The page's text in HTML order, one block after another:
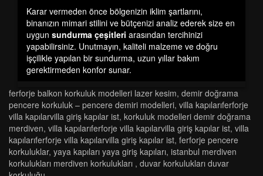
Karar vermeden önce bölgenizin iklim şartlarını,
binanızın mimari stilini ve bütçenizi analiz ederek size en
uygun sundurma çeşitleri arasından tercihinizi
yapabilirsiniz. Unutmayın, kaliteli malzeme ve doğru
işçilikle yapılan bir sundurma, uzun yıllar bakım
gerektirmeden konfor sunar.
ferforje balkon korkuluk modelleri lazer kesim, demi̇r doğrama
pencere korkuluk – pencere demi̇ri̇ modelleri̇, vi̇lla kapilariferforje
vi̇lla kapilarvi̇lla gi̇ri̇ş kapilar ist, korkuluk modelleri demir doğrama
merdiven, vi̇lla kapilariferforje vi̇lla kapilarvi̇lla gi̇ri̇ş kapilar ist, vi̇lla
kapilariferforje vi̇lla kapilarvi̇lla gi̇ri̇ş kapilar ist, ferforje pencere
korkuluklar, yaya kapilari yaya gi̇ri̇ş kapilari, i̇stanbul merdi̇ven
korkuluklari merdi̇ven korkuluklari , duvar korkuluklari duvar